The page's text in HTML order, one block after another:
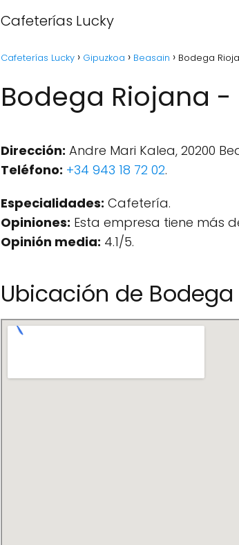
Cafeterías Lucky
Cafeterías Lucky Gipuzkoa Beasain Bodega
Bodega Riojana -
Dirección: Andre Mari Kalea, 20200
Teléfono: +34 943 18 72 02.
Especialidades: Cafetería.
Opiniones: Esta empresa tiene más
Opinión media: 4.1/5.
Ubicación de Bodega